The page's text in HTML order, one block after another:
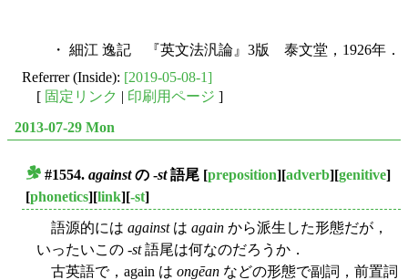
・ 細江 逸記 『英文法汎論』3版 泰文堂，1926年．
Referrer (Inside): [2019-05-08-1]
[ 固定リンク | 印刷用ページ ]
2013-07-29 Mon
#1554. againstの -st語尾 [preposition][adverb][genitive]
[phonetics][link][-st]
語源的には againstは again から派生した形態だが，
いったいこの -st語尾は何なのだろうか．
古英語で，again は ongēan などの形態で副詞，前置詞